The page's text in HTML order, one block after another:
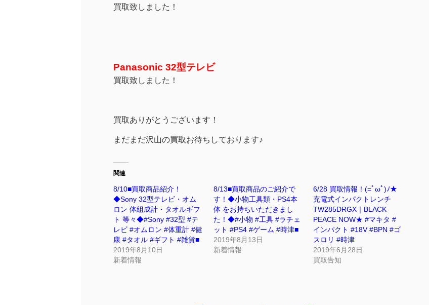
買取致しました！
Panasonic 32型テレビ
買取致しました！
買取ありがとうございます！
まだまだ沢山の買取お待ちしております♪
関連
8/10■買取商品紹介！
◆Sony 32型テレビ・オム
ロン 体組成計・タオルギフ
ト 等々◆#Sony #32型 #テ
レビ #オムロン #体重計 #健
康 #タオル #ギフト #雑貨■
2019年8月10日
新着情報
8/13■買取商品のご紹介で
す！◆小物工具類・PS4本
体 をお持ちいただきまし
た！◆#小物 #工具 #ラチェ
ット #PS4 #ゲーム #時津■
2019年8月13日
新着情報
6/28 買取情報！(=ﾟωﾟ)ﾉ★
充電式インパクトレンチ
TW285DRGX｜BLACK
PEACE NOW★ #マキタ #
インパクト #18V #BPN #ゴ
スロリ #時津
2019年6月28日
買取告知